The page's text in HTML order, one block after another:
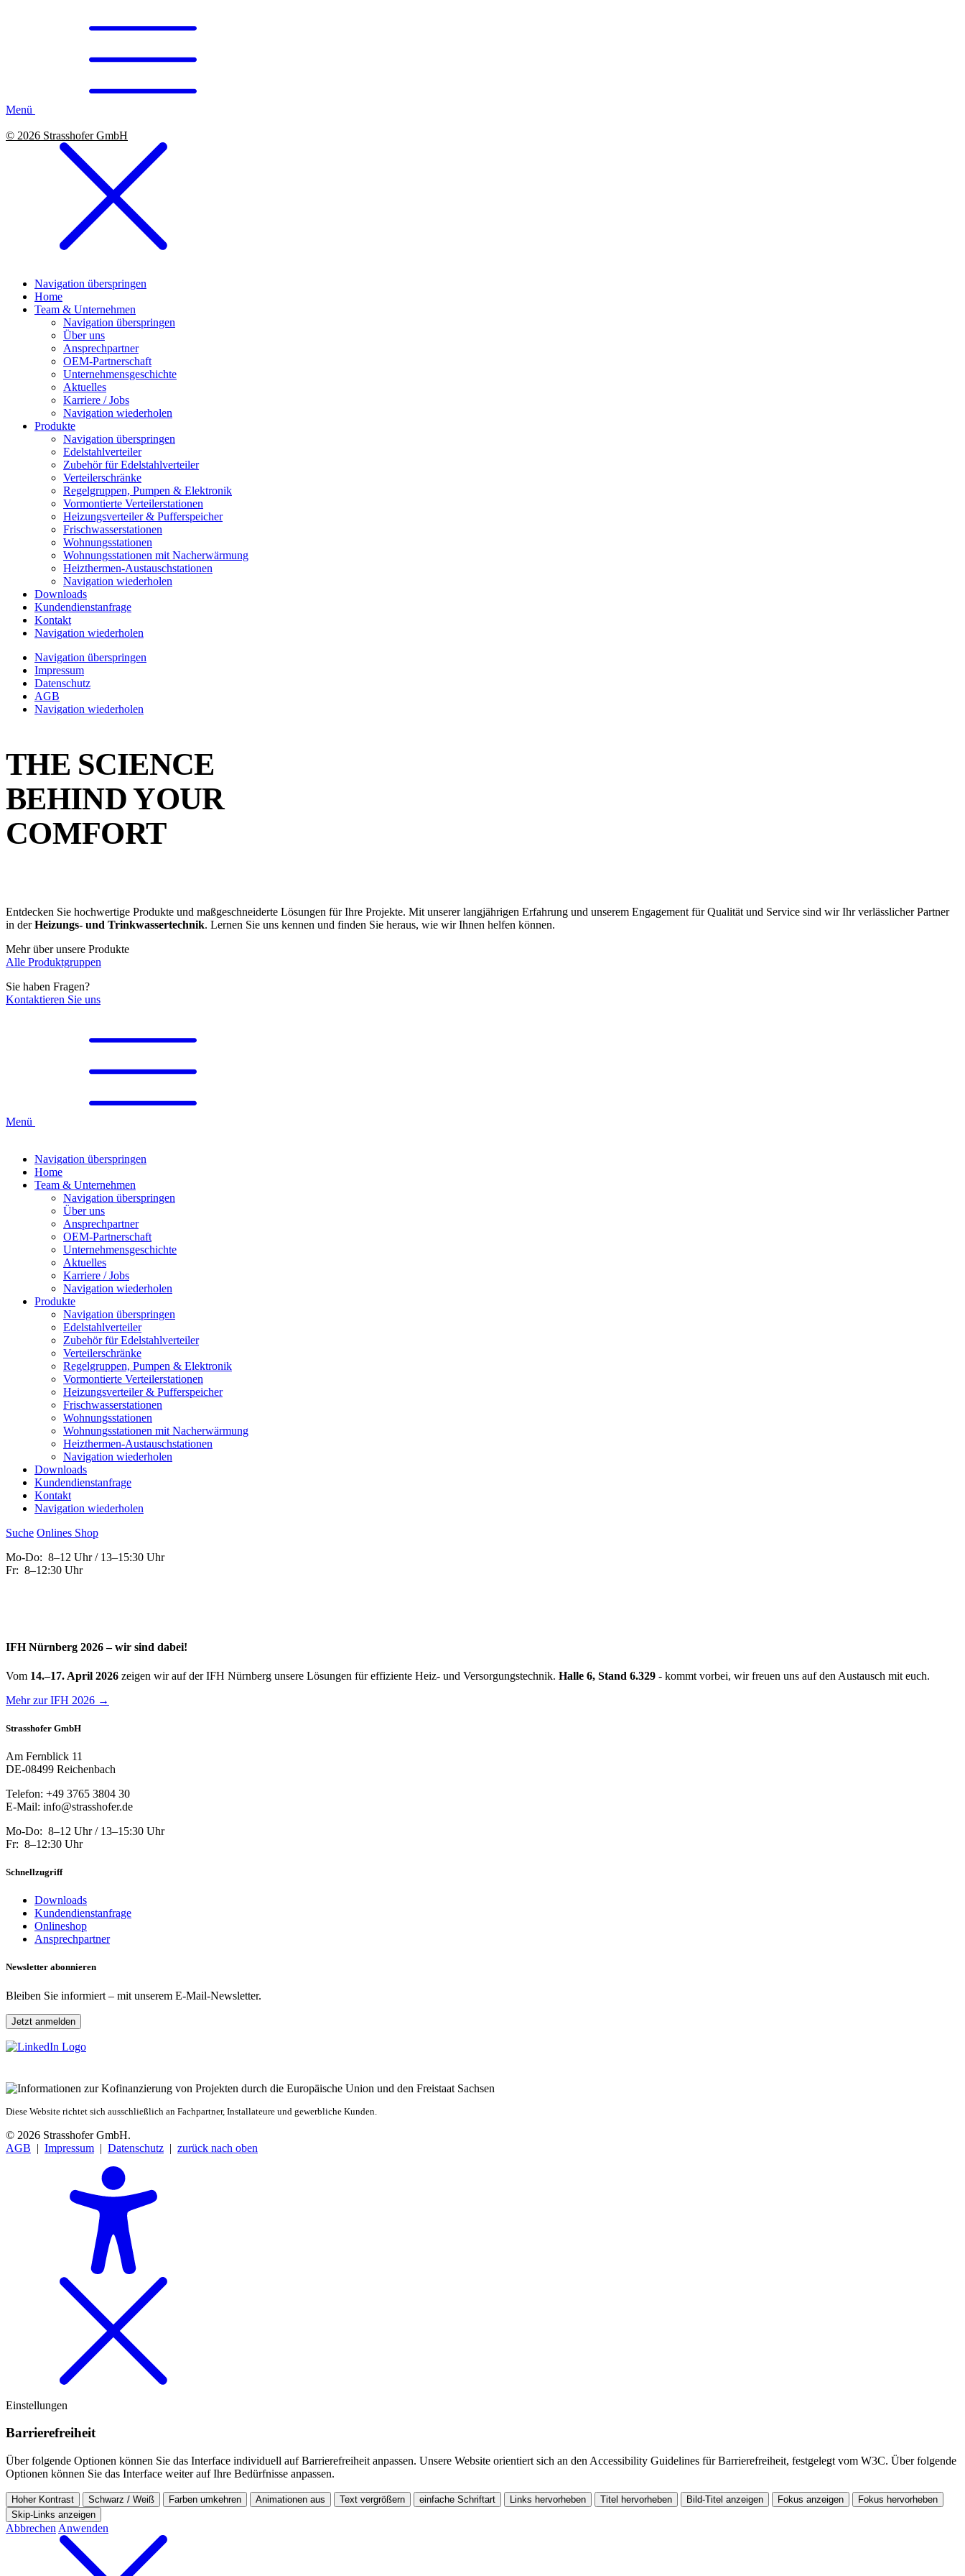
Menü
© 2026 Strasshofer GmbH
Navigation überspringen
Home
Team & Unternehmen
Navigation überspringen
Über uns
Ansprechpartner
OEM-Partnerschaft
Unternehmensgeschichte
Aktuelles
Karriere / Jobs
Navigation wiederholen
Produkte
Navigation überspringen
Edelstahlverteiler
Zubehör für Edelstahlverteiler
Verteilerschränke
Regelgruppen, Pumpen & Elektronik
Vormontierte Verteilerstationen
Heizungsverteiler & Pufferspeicher
Frischwasserstationen
Wohnungsstationen
Wohnungsstationen mit Nacherwärmung
Heizthermen-Austauschstationen
Navigation wiederholen
Downloads
Kundendienstanfrage
Kontakt
Navigation wiederholen
Navigation überspringen
Impressum
Datenschutz
AGB
Navigation wiederholen
THE SCIENCE
BEHIND YOUR
COMFORT
Entdecken Sie hochwertige Produkte und maßgeschneiderte Lösungen für Ihre Projekte. Mit unserer langjährigen Erfahrung und unserem Engagement für Qualität und Service sind wir Ihr verlässlicher Partner
in derHeizungs- und Trinkwassertechnik. Lernen Sie uns kennen und finden Sie heraus, wie wir Ihnen helfen können.
Mehr über unsere Produkte
Alle Produktgruppen
Sie haben Fragen?
Kontaktieren Sie uns
Menü
Navigation überspringen
Home
Team & Unternehmen
Navigation überspringen
Über uns
Ansprechpartner
OEM-Partnerschaft
Unternehmensgeschichte
Aktuelles
Karriere / Jobs
Navigation wiederholen
Produkte
Navigation überspringen
Edelstahlverteiler
Zubehör für Edelstahlverteiler
Verteilerschränke
Regelgruppen, Pumpen & Elektronik
Vormontierte Verteilerstationen
Heizungsverteiler & Pufferspeicher
Frischwasserstationen
Wohnungsstationen
Wohnungsstationen mit Nacherwärmung
Heizthermen-Austauschstationen
Navigation wiederholen
Downloads
Kundendienstanfrage
Kontakt
Navigation wiederholen
Suche Onlines Shop
Mo-Do: 8–12 Uhr / 13–15:30 Uhr
Fr: 8–12:30 Uhr
IFH Nürnberg 2026 – wir sind dabei!
Vom 14.–17. April 2026 zeigen wir auf der IFH Nürnberg unsere Lösungen für effiziente Heiz- und Versorgungstechnik. Halle 6, Stand 6.329 - kommt vorbei, wir freuen uns auf den Austausch mit euch.
Mehr zur IFH 2026 →
Strasshofer GmbH
Am Fernblick 11
DE-08499 Reichenbach
Telefon: +49 3765 3804 30
E-Mail: info@strasshofer.de
Mo-Do: 8–12 Uhr / 13–15:30 Uhr
Fr: 8–12:30 Uhr
Schnellzugriff
Downloads
Kundendienstanfrage
Onlineshop
Ansprechpartner
Newsletter abonnieren
Bleiben Sie informiert – mit unserem E-Mail-Newsletter.
Jetzt anmelden
Diese Website richtet sich ausschließlich an Fachpartner, Installateure und gewerbliche Kunden.
© 2026 Strasshofer GmbH.
AGB | Impressum | Datenschutz | zurück nach oben
Einstellungen
Barriere­freiheit
Über folgende Optionen können Sie das Interface individuell auf Barrierefreiheit anpassen. Unsere Website orientiert sich an den Accessibility Guidelines für Barrierefreiheit, festgelegt vom W3C. Über folgende
Optionen können Sie das Interface weiter auf Ihre Bedürfnisse anpassen.
Hoher Kontrast Schwarz / Weiß Farben umkehren Animationen aus Text vergrößern einfache Schriftart Links hervorheben Titel hervorheben Bild-Titel anzeigen Fokus anzeigen
Fokus hervorheben
Skip-Links anzeigen
Abbrechen Anwenden